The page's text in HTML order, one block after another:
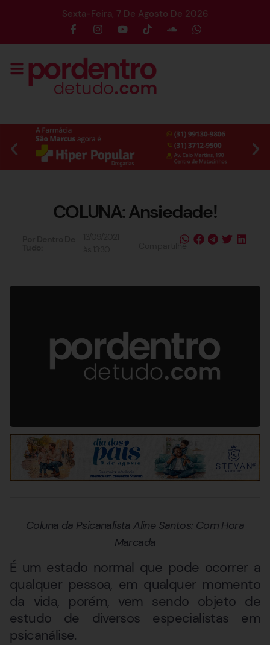
Sexta-Feira, 7 De Agosto De 2026
COLUNA: Ansiedade!
Compartilhe
Coluna da Psicanalista Aline Santos: Com Hora
Marcada
É um estado normal que pode ocorrer a
qualquer pessoa, em qualquer momento
da vida, porém, vem sendo objeto de
estudo de diversos especialistas em
psicanálise.